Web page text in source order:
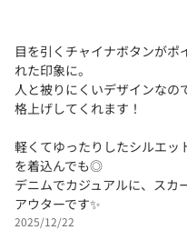
目を引くチャイナボタンがポ
れた印象に。
人と被りにくいデザインなの
格上げしてくれます！
軽くてゆったりしたシルエッ
を着込んでも◎
デニムでカジュアルに、スカ
アウターです✨
2025/12/22